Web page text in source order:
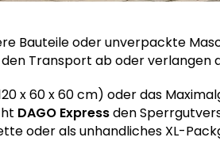
Bauteile oder unverpackte
Transport ab oder verlangen
x 60 x 60 cm) oder das
DAGO Expressden
oder als unhandliches XL-